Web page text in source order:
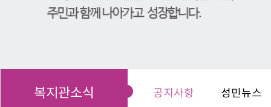
복지관소식 공지사항 성민뉴스